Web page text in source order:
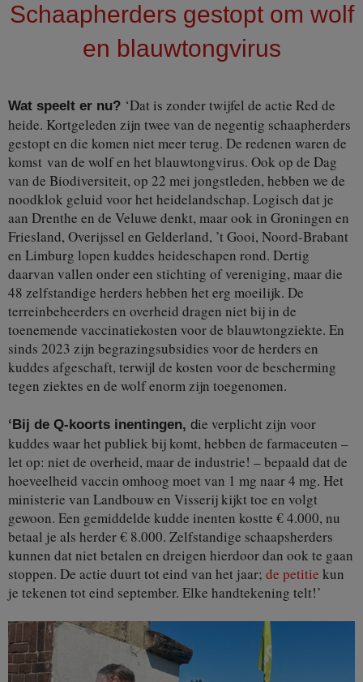
Schaapherders gestopt om wolf
en blauwtongvirus
Wat speelt er nu? ‘Dat is zonder twijfel de actie Red de
heide. Kortgeleden zijn twee van de negentig schaapherders
gestopt en die komen niet meer terug. De redenen waren de
komst van de wolf en het blauwtongvirus. Ook op de Dag
van de Biodiversiteit, op 22 mei jongstleden, hebben we de
noodklok geluid voor het heidelandschap. Logisch dat je
aan Drenthe en de Veluwe denkt, maar ook in Groningen en
Friesland, Overijssel en Gelderland, ’t Gooi, Noord-Brabant
en Limburg lopen kuddes heideschapen rond. Dertig
daarvan vallen onder een stichting of vereniging, maar die
48 zelfstandige herders hebben het erg moeilijk. De
terreinbeheerders en overheid dragen niet bij in de
toenemende vaccinatiekosten voor de blauwtongziekte. En
sinds 2023 zijn begrazingsubsidies voor de herders en
kuddes afgeschaft, terwijl de kosten voor de bescherming
tegen ziektes en de wolf enorm zijn toegenomen.
‘Bij de Q-koorts inentingen, die verplicht zijn voor
kuddes waar het publiek bij komt, hebben de farmaceuten –
let op: niet de overheid, maar de industrie! – bepaald dat de
hoeveelheid vaccin omhoog moet van 1 mg naar 4 mg. Het
ministerie van Landbouw en Visserij kijkt toe en volgt
gewoon. Een gemiddelde kudde inenten kostte € 4.000, nu
betaal je als herder € 8.000. Zelfstandige schaapsherders
kunnen dat niet betalen en dreigen hierdoor dan ook te gaan
stoppen. De actie duurt tot eind van het jaar; de petitie kun
je tekenen tot eind september. Elke handtekening telt!’